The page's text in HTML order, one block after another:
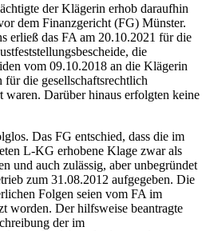
der Klägerin erhob daraufhin
dem Finanzgericht (FG) Münster.
erließ das FA am 20.10.2021 für die
die
vom 09.10.2018 an die Klägerin
für die gesellschaftsrechtlich
waren. Darüber hinaus erfolgten keine
Das FG entschied, dass die im
L-KG erhobene Klage zwar als
und auch zulässig, aber unbegründet
zum 31.08.2012 aufgegeben. Die
Folgen seien vom FA im
worden. Der hilfsweise beantragte
der im